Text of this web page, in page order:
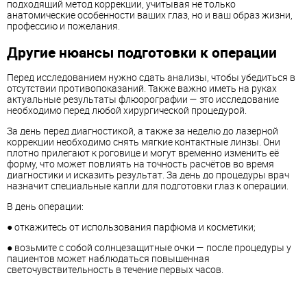
подходящий метод коррекции, учитывая не только
анатомические особенности ваших глаз, но и ваш образ жизни,
профессию и пожелания.
Другие нюансы подготовки к операции
Перед исследованием нужно сдать анализы, чтобы убедиться в
отсутствии противопоказаний. Также важно иметь на руках
актуальные результаты флюорографии — это исследование
необходимо перед любой хирургической процедурой.
За день перед диагностикой, а также за неделю до лазерной
коррекции необходимо снять мягкие контактные линзы. Они
плотно прилегают к роговице и могут временно изменить её
форму, что может повлиять на точность расчётов во время
диагностики и исказить результат. За день до процедуры врач
назначит специальные капли для подготовки глаз к операции.
В день операции:
● откажитесь от использования парфюма и косметики;
● возьмите с собой солнцезащитные очки — после процедуры у
пациентов может наблюдаться повышенная
светочувствительность в течение первых часов.